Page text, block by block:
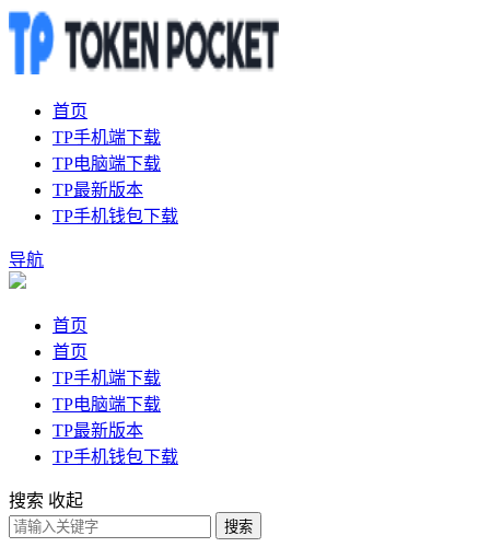
首页
TP手机端下载
TP电脑端下载
TP最新版本
TP手机钱包下载
导航
首页
首页
TP手机端下载
TP电脑端下载
TP最新版本
TP手机钱包下载
搜索 收起
搜索